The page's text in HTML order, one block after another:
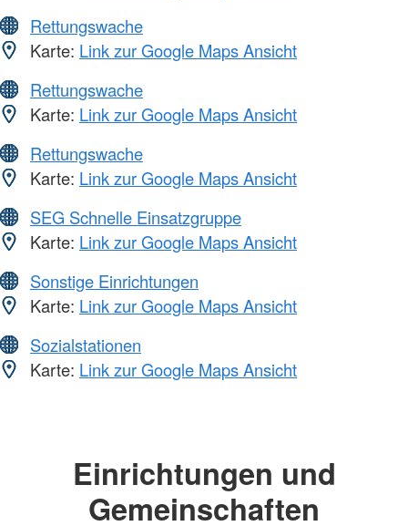
Rettungswache
Karte: Link zur Google Maps Ansicht
Rettungswache
Karte: Link zur Google Maps Ansicht
Rettungswache
Karte: Link zur Google Maps Ansicht
SEG Schnelle Einsatzgruppe
Karte: Link zur Google Maps Ansicht
Sonstige Einrichtungen
Karte: Link zur Google Maps Ansicht
Sozialstationen
Karte: Link zur Google Maps Ansicht
Einrichtungen und
Gemeinschaften